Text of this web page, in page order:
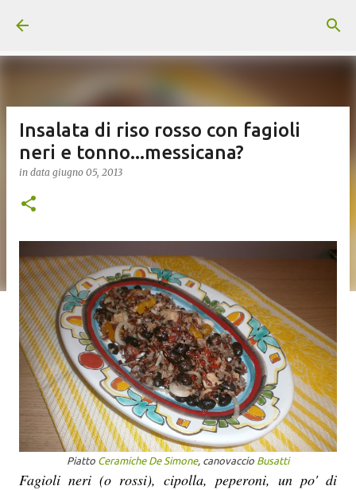
Insalata di riso rosso con fagioli
neri e tonno...messicana?
in data giugno 05, 2013
Piatto Ceramiche De Simone, canovaccio Busatti
Fagioli neri (o rossi), cipolla, peperoni, un po' di